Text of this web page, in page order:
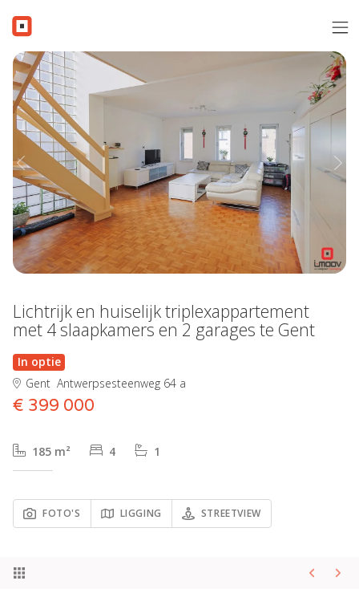
Over i-Moov
Inschrijven
Verkopen
Aanbod
Verkocht
Contact
Gratis schatting
Previous
In optie
Gent Antwerpsesteenweg 64 a
€ 399 000
185 m² 4 1
Lichtrijk en huiselijk triplexappartement
met 4 slaapkamers en 2 garages te Gent
FOTO'S LIGGING STREETVIEW